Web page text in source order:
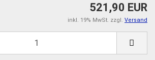
521,90 EUR
inkl. 19% MwSt. zzgl. Versand